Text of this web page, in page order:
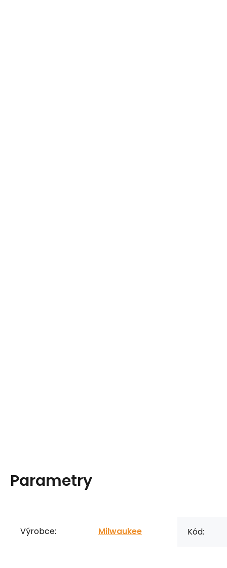
Parametry
Výrobce: Milwaukee Kód: